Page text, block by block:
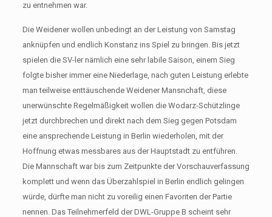
zu entnehmen war.
Die Weidener wollen unbedingt an der Leistung von Samstag
anknüpfen und endlich Konstanz ins Spiel zu bringen. Bis jetzt
spielen die SV-ler nämlich eine sehr labile Saison, einem Sieg
folgte bisher immer eine Niederlage, nach guten Leistung erlebte
man teilweise enttäuschende Weidener Mansnchaft, diese
unerwünschte Regelmäßigkeit wollen die Wodarz-Schützlinge
jetzt durchbrechen und direkt nach dem Sieg gegen Potsdam
eine ansprechende Leistung in Berlin wiederholen, mit der
Hoffnung etwas messbares aus der Hauptstadt zu entführen.
Die Mannschaft war bis zum Zeitpunkte der Vorschauverfassung
komplett und wenn das Überzahlspiel in Berlin endlich gelingen
würde, dürfte man nicht zu voreilig einen Favoriten der Partie
nennen. Das Teilnehmerfeld der DWL-Gruppe B scheint sehr